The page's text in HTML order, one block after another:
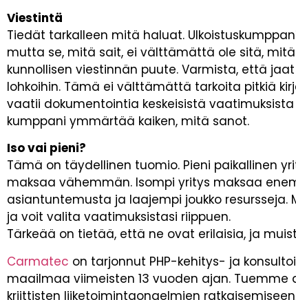
Viestintä
Tiedät tarkalleen mitä haluat.
mutta se, mitä sait, ei välttämättä ole sitä,
kunnollisen viestinnän puute. Varmista, että
lohkoihin. Tämä ei välttämättä tarkoita pitkiä
vaatii dokumentointia keskeisistä
kumppani ymmärtää kaiken, mitä sanot.
Iso vai pieni?
Tämä on täydellinen tuomio. Pieni paikallinen
maksaa vähemmän. Isompi yritys maksaa
asiantuntemusta ja laajempi joukko
ja voit valita vaatimuksistasi riippuen.
Tärkeää on tietää, että ne ovat erilaisia, ja
Carmatec on tarjonnut PHP-kehitys- ja
maailmaa viimeisten 13 vuoden ajan.
kriittisten liiketoimintaongelmien